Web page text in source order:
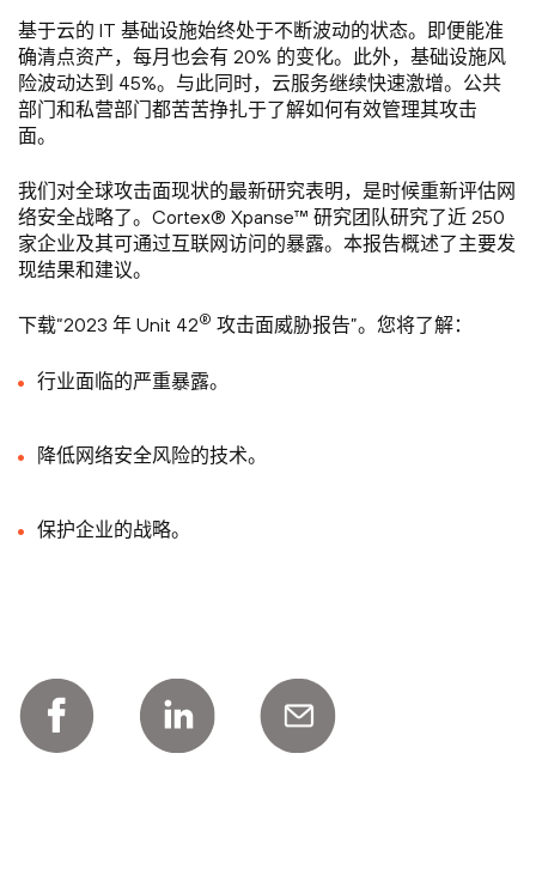
基于云的 IT 基础设施始终处于不断波动的状态。即便能准
确清点资产，每月也会有 20% 的变化。此外，基础设施风
险波动达到 45%。与此同时，云服务继续快速激增。公共
部门和私营部门都苦苦挣扎于了解如何有效管理其攻击
面。
我们对全球攻击面现状的最新研究表明，是时候重新评估网
络安全战略了。Cortex® Xpanse™ 研究团队研究了近 250
家企业及其可通过互联网访问的暴露。本报告概述了主要发
现结果和建议。
下载“2023 年 Unit 42® 攻击面威胁报告”。您将了解：
行业面临的严重暴露。
降低网络安全风险的技术。
保护企业的战略。